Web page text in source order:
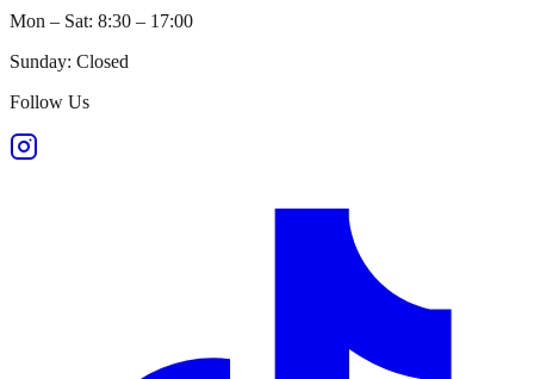
Mon – Sat: 8:30 – 17:00
Sunday: Closed
Follow Us